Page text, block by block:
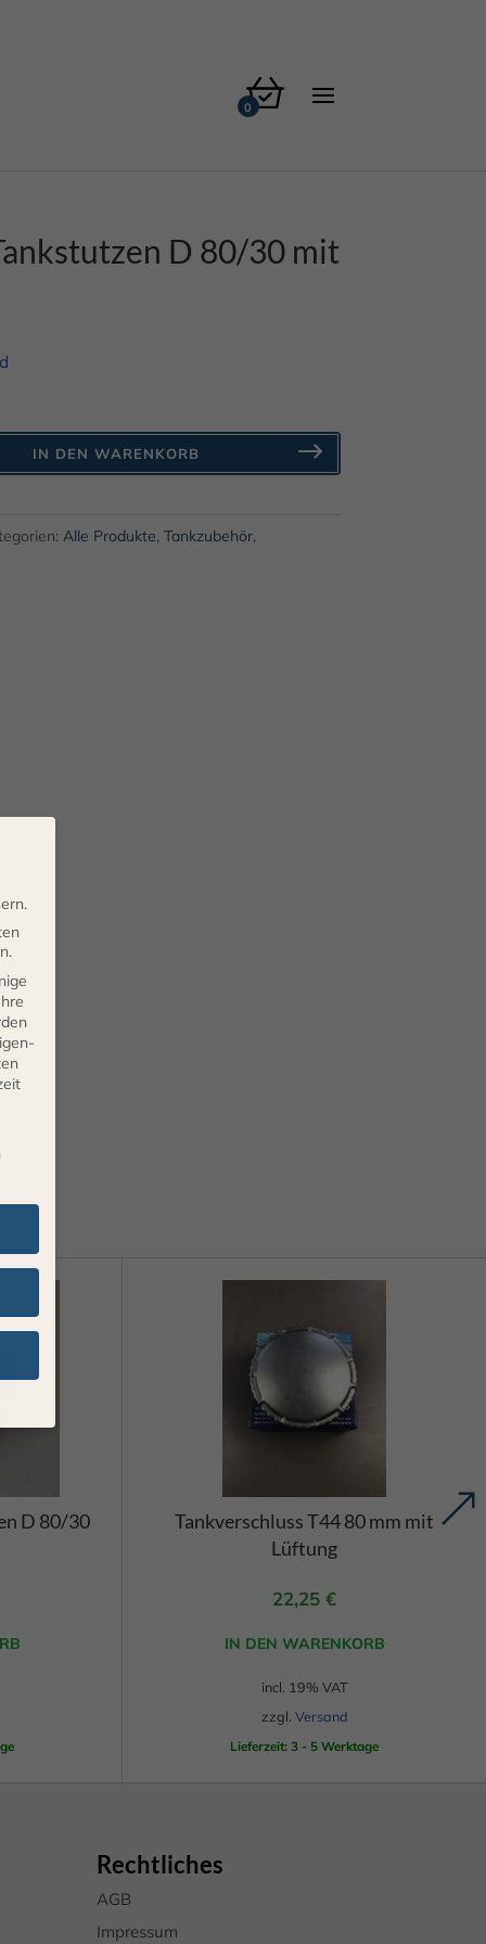
D 80/30 mit
IN DEN WARENKORB
Alle Produkte, Tankzubehör,
D 80/30
Tankverschluss T44 80 mm mit
Lüftung
22,25 €
IN DEN WARENKORB
incl. 19% VAT
zzgl. Versand
Lieferzeit: 3 - 5 Werktage
Rechtliches
AGB
Impressum